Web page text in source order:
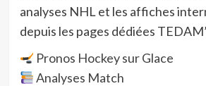
analyses NHL et les affiches
depuis les pages dédiées
Pronos Hockey sur Glace
Analyses Match